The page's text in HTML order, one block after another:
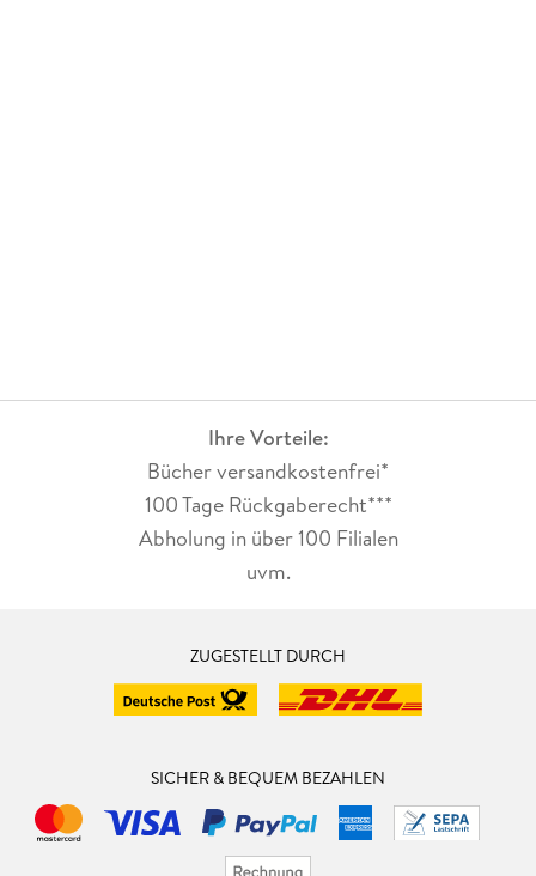
Ihre Vorteile:
Bücher versandkostenfrei*
100 Tage Rückgaberecht***
Abholung in über 100 Filialen
uvm.
ZUGESTELLT DURCH
SICHER & BEQUEM BEZAHLEN